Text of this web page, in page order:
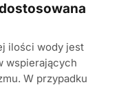
ilości wody jest
wspierających
W przypadku